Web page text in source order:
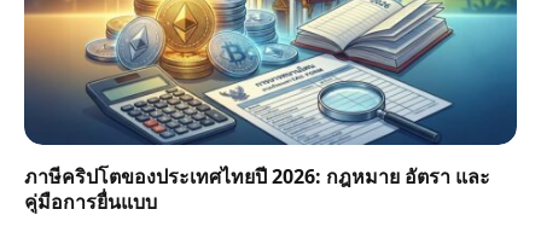
ภาษีคริปโตของประเทศไทยปี 2026: กฎหมาย อัตรา และ
คู่มือการยื่นแบบ